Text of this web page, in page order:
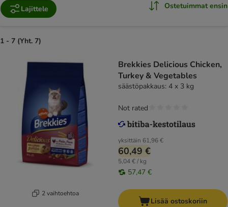
Lajittele Ostetuimmat ensin
1 - 7 (Yht. 7)
2 vaihtoehtoa
Brekkies Delicious Chicken,
Turkey & Vegetables
säästöpakkaus: 4 x 3 kg
yksittäin 61,96 €
60,49 €
5,04 € / kg
57,47 €
Not rated
Lisää ostoskoriin